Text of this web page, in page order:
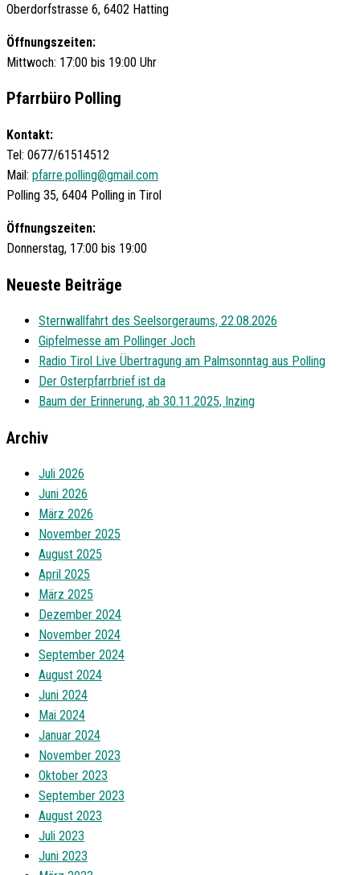
Oberdorfstrasse 6, 6402 Hatting
Öffnungszeiten:
Mittwoch: 17:00 bis 19:00 Uhr
Pfarrbüro Polling
Kontakt:
Tel: 0677/61514512
Mail: pfarre.polling@gmail.com
Polling 35, 6404 Polling in Tirol
Öffnungszeiten:
Donnerstag, 17:00 bis 19:00
Neueste Beiträge
Sternwallfahrt des Seelsorgeraums, 22.08.2026
Gipfelmesse am Pollinger Joch
Radio Tirol Live Übertragung am Palmsonntag aus Polling
Der Osterpfarrbrief ist da
Baum der Erinnerung, ab 30.11.2025, Inzing
Archiv
Juli 2026
Juni 2026
März 2026
November 2025
August 2025
April 2025
März 2025
Dezember 2024
November 2024
September 2024
August 2024
Juni 2024
Mai 2024
Januar 2024
November 2023
Oktober 2023
September 2023
August 2023
Juli 2023
Juni 2023